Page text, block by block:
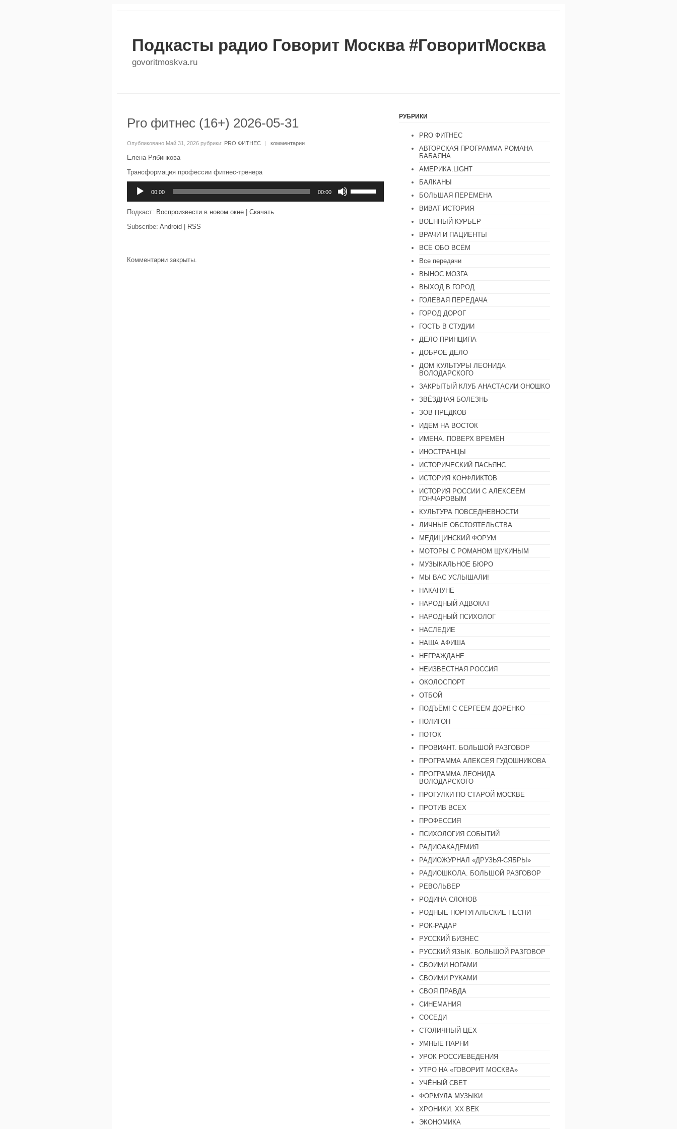
Подкасты радио Говорит Москва #ГоворитМосква
govoritmoskva.ru
Pro фитнес (16+) 2026-05-31
Опубликовано Май 31, 2026 рубрики: PRO ФИТНЕС | комментарии
Елена Рябинкова
Трансформация профессии фитнес-тренера
00:00 00:00
клавиши
Подкаст: Воспроизвести в новом окне
Скачать
Subscribe: Android RSS
Комментарии закрыты.
РУБРИКИ
PRO ФИТНЕС
АВТОРСКАЯ ПРОГРАММА РОМАНА
БАБАЯНА
АМЕРИКА.LIGHT
БАЛКАНЫ
БОЛЬШАЯ ПЕРЕМЕНА
ВИВАТ ИСТОРИЯ
ВОЕННЫЙ КУРЬЕР
ВРАЧИ И ПАЦИЕНТЫ
ВСЁ ОБО ВСЁМ
Все передачи
ВЫНОС МОЗГА
ВЫХОД В ГОРОД
ГОЛЕВАЯ ПЕРЕДАЧА
ГОРОД ДОРОГ
ГОСТЬ В СТУДИИ
ДЕЛО ПРИНЦИПА
ДОБРОЕ ДЕЛО
ДОМ КУЛЬТУРЫ ЛЕОНИДА
ВОЛОДАРСКОГО
ЗАКРЫТЫЙ КЛУБ АНАСТАСИИ ОНОШКО
ЗВЁЗДНАЯ БОЛЕЗНЬ
ЗОВ ПРЕДКОВ
ИДЁМ НА ВОСТОК
ИМЕНА. ПОВЕРХ ВРЕМЁН
ИНОСТРАНЦЫ
ИСТОРИЧЕСКИЙ ПАСЬЯНС
ИСТОРИЯ КОНФЛИКТОВ
ИСТОРИЯ РОССИИ С АЛЕКСЕЕМ
ГОНЧАРОВЫМ
КУЛЬТУРА ПОВСЕДНЕВНОСТИ
ЛИЧНЫЕ ОБСТОЯТЕЛЬСТВА
МЕДИЦИНСКИЙ ФОРУМ
МОТОРЫ С РОМАНОМ ЩУКИНЫМ
МУЗЫКАЛЬНОЕ БЮРО
МЫ ВАС УСЛЫШАЛИ!
НАКАНУНЕ
НАРОДНЫЙ АДВОКАТ
НАРОДНЫЙ ПСИХОЛОГ
НАСЛЕДИЕ
НАША АФИША
НЕГРАЖДАНЕ
НЕИЗВЕСТНАЯ РОССИЯ
ОКОЛОСПОРТ
ОТБОЙ
ПОДЪЁМ! С СЕРГЕЕМ ДОРЕНКО
ПОЛИГОН
ПОТОК
ПРОВИАНТ. БОЛЬШОЙ РАЗГОВОР
ПРОГРАММА АЛЕКСЕЯ ГУДОШНИКОВА
ПРОГРАММА ЛЕОНИДА
ВОЛОДАРСКОГО
ПРОГУЛКИ ПО СТАРОЙ МОСКВЕ
ПРОТИВ ВСЕХ
ПРОФЕССИЯ
ПСИХОЛОГИЯ СОБЫТИЙ
РАДИОАКАДЕМИЯ
РАДИОЖУРНАЛ «ДРУЗЬЯ-СЯБРЫ»
РАДИОШКОЛА. БОЛЬШОЙ РАЗГОВОР
РЕВОЛЬВЕР
РОДИНА СЛОНОВ
РОДНЫЕ ПОРТУГАЛЬСКИЕ ПЕСНИ
РОК-РАДАР
РУССКИЙ БИЗНЕС
РУССКИЙ ЯЗЫК. БОЛЬШОЙ РАЗГОВОР
СВОИМИ НОГАМИ
СВОИМИ РУКАМИ
СВОЯ ПРАВДА
СИНЕМАНИЯ
СОСЕДИ
СТОЛИЧНЫЙ ЦЕХ
УМНЫЕ ПАРНИ
УРОК РОССИЕВЕДЕНИЯ
УТРО НА «ГОВОРИТ МОСКВА»
УЧЁНЫЙ СВЕТ
ФОРМУЛА МУЗЫКИ
ХРОНИКИ. ХХ ВЕК
ЭКОНОМИКА